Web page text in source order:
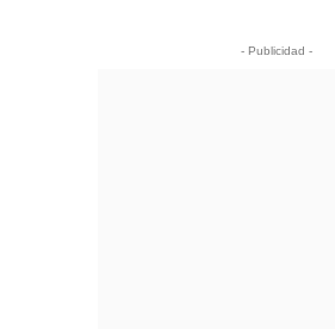
- Publicidad -